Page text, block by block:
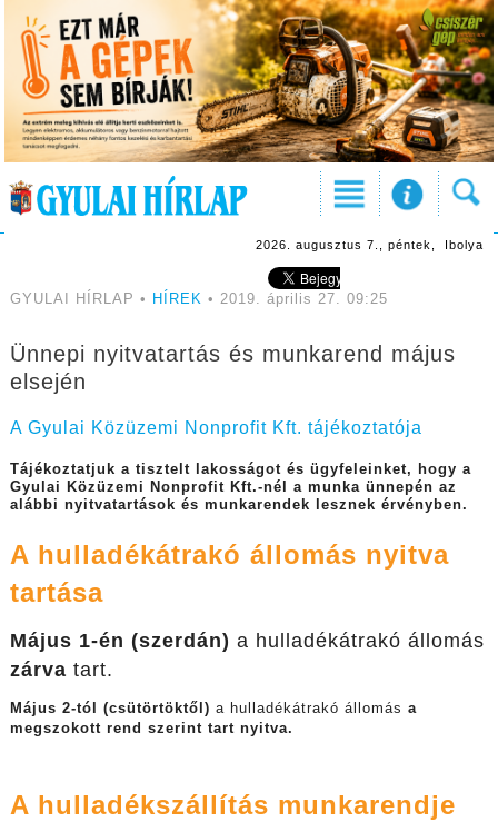
2026. augusztus 7., péntek, Ibolya
GYULAI HÍRLAP • HÍREK • 2019. április 27. 09:25
Ünnepi nyitvatartás és munkarend május
elsején
A Gyulai Közüzemi Nonprofit Kft. tájékoztatója
Tájékoztatjuk a tisztelt lakosságot és ügyfeleinket, hogy a
Gyulai Közüzemi Nonprofit Kft.-nél a munka ünnepén az
alábbi nyitvatartások és munkarendek lesznek érvényben.
A hulladékátrakó állomás nyitva
tartása
Május 1-én (szerdán) a hulladékátrakó állomás
zárva tart.
Május 2-tól (csütörtöktől) a hulladékátrakó állomás a
megszokott rend szerint tart nyitva.
A hulladékszállítás munkarendje